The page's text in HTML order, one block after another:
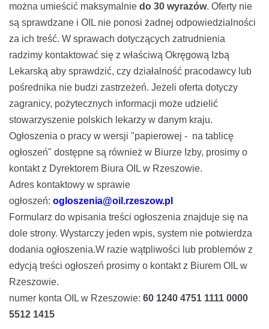
można umieścić maksymalnie do 30 wyrazów. Oferty nie
są sprawdzane i OIL nie ponosi żadnej odpowiedzialności
za ich treść. W sprawach dotyczących zatrudnienia
radzimy kontaktować się z właściwą Okręgową Izbą
Lekarską aby sprawdzić, czy działalność pracodawcy lub
pośrednika nie budzi zastrzeżeń. Jeżeli oferta dotyczy
zagranicy, pożytecznych informacji może udzielić
stowarzyszenie polskich lekarzy w danym kraju.
Ogłoszenia o pracy w wersji "papierowej - na tablicę
ogłoszeń" dostępne są również w Biurze Izby, prosimy o
kontakt z Dyrektorem Biura OIL w Rzeszowie.
Adres kontaktowy w sprawie
ogłoszeń: ogloszenia@oil.rzeszow.pl
Formularz do wpisania treści ogłoszenia znajduje się na
dole strony. Wystarczy jeden wpis, system nie potwierdza
dodania ogłoszenia.W razie wątpliwości lub problemów z
edycją treści ogłoszeń prosimy o kontakt z Biurem OIL w
Rzeszowie.
numer konta OIL w Rzeszowie: 60 1240 4751 1111 0000
5512 1415